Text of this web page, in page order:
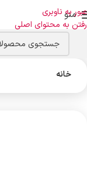
عبور به ناوبری
رفتن به محتوای اصلی
منو
خانه